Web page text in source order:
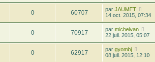
0 60707 par JAUMET
14 oct. 2015, 07:34
0 70917 par michelvan
22 juil. 2015, 05:07
0 62917 par gyombj
08 juil. 2015, 12:10